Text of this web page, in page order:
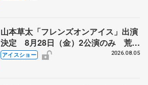
山本草太「フレンズオンアイス」出演
決定 8月28日（金）2公演のみ 荒川
静香さんプロデュース、20周年のアイ
アイスショー 2026.08.05